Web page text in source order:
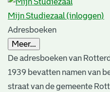
Mijn Studiezaal (inloggen)
Adresboeken
Meer...
De adresboeken van
1939 bevatten namen van
straat van de gemeente